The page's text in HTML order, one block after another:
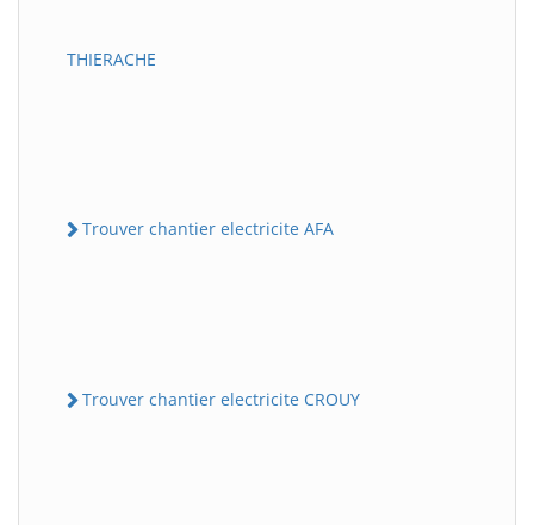
THIERACHE
Trouver chantier electricite AFA
Trouver chantier electricite CROUY